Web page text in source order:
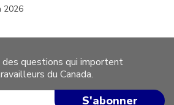
2026
des questions qui importent
du Canada.